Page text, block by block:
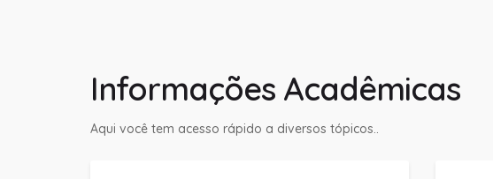
Informações Acadêmicas
Aqui você tem acesso rápido a diversos tópicos..